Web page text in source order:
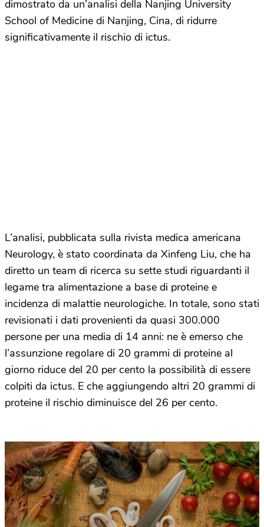
dimostrato da un’analisi della Nanjing University
School of Medicine di Nanjing, Cina, di ridurre
significativamente il rischio di ictus.
L’analisi, pubblicata sulla rivista medica americana
Neurology, è stato coordinata da Xinfeng Liu, che ha
diretto un team di ricerca su sette studi riguardanti il
legame tra alimentazione a base di proteine e
incidenza di malattie neurologiche. In totale, sono stati
revisionati i dati provenienti da quasi 300.000
persone per una media di 14 anni: ne è emerso che
l’assunzione regolare di 20 grammi di proteine al
giorno riduce del 20 per cento la possibilità di essere
colpiti da ictus. E che aggiungendo altri 20 grammi di
proteine il rischio diminuisce del 26 per cento.